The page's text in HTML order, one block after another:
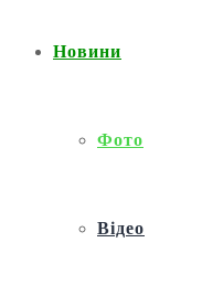
Новини
Фото
Відео